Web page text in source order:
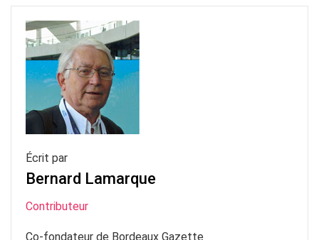
Écrit par
Bernard Lamarque
Contributeur
Co-fondateur de Bordeaux Gazette